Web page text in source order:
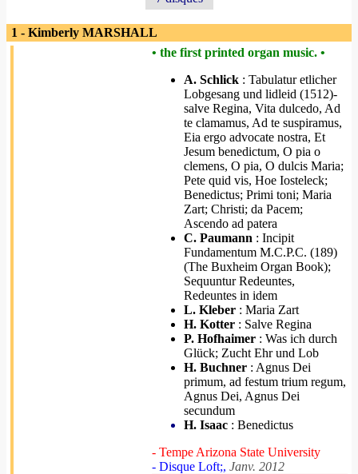
1 - Kimberly MARSHALL
• the first printed organ music. •
A. Schlick : Tabulatur etlicher
Lobgesang und lidleid (1512)-
salve Regina, Vita dulcedo, Ad
te clamamus, Ad te suspiramus,
Eia ergo advocate nostra, Et
Jesum benedictum, O pia o
clemens, O pia, O dulcis Maria;
Pete quid vis, Hoe Iosteleck;
Benedictus; Primi toni; Maria
Zart; Christi; da Pacem;
Ascendo ad patera
C. Paumann : Incipit
Fundamentum M.C.P.C. (189)
(The Buxheim Organ Book);
Sequuntur Redeuntes,
Redeuntes in idem
L. Kleber : Maria Zart
H. Kotter : Salve Regina
P. Hofhaimer : Was ich durch
Glück; Zucht Ehr und Lob
H. Buchner : Agnus Dei
primum, ad festum trium regum,
Agnus Dei, Agnus Dei
secundum
H. Isaac : Benedictus
- Tempe Arizona State University
- Disque Loft;, Janv. 2012